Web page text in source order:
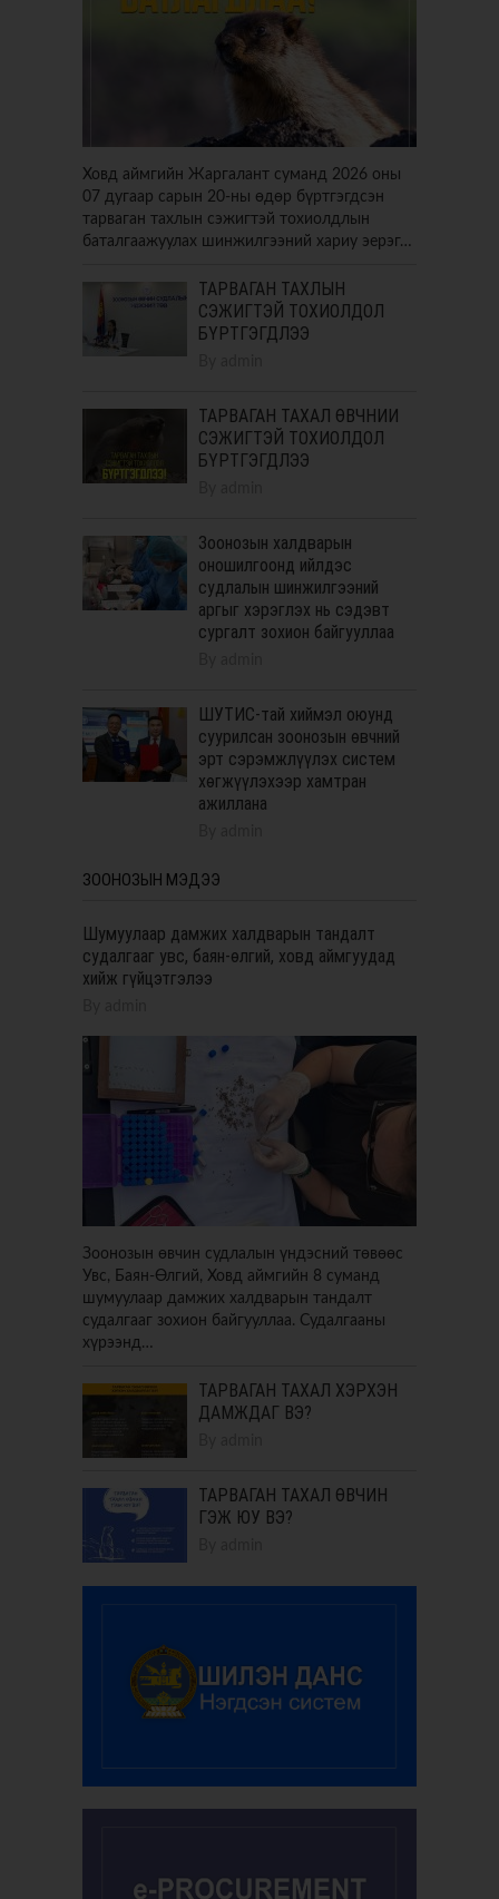
Ховд аймгийн Жаргалант суманд 2026 оны
07 дугаар сарын 20-ны өдөр бүртгэгдсэн
тарваган тахлын сэжигтэй тохиолдлын
баталгаажуулах шинжилгээний хариу эерэг…
ТАРВАГАН ТАХЛЫН
СЭЖИГТЭЙ ТОХИОЛДОЛ
БҮРТГЭГДЛЭЭ
ТАРВАГАН ТАХАЛ ӨВЧНИЙ
СЭЖИГТЭЙ ТОХИОЛДОЛ
БҮРТГЭГДЛЭЭ
Зоонозын халдварын
оношилгоонд ийлдэс
судлалын шинжилгээний
аргыг хэрэглэх нь сэдэвт
сургалт зохион байгууллаа
ШУТИС-тай хиймэл оюунд
суурилсан зоонозын өвчний
эрт сэрэмжлүүлэх систем
хөгжүүлэхээр хамтран
ажиллана
ЗООНОЗЫН МЭДЭЭ
Шумуулаар дамжих халдварын тандалт
судалгааг увс, баян-өлгий, ховд аймгуудад
хийж гүйцэтгэлээ
Зоонозын өвчин судлалын үндэсний төвөөс
Увс, Баян-Өлгий, Ховд аймгийн 8 суманд
шумуулаар дамжих халдварын тандалт
судалгааг зохион байгууллаа. Судалгааны
хүрээнд…
ТАРВАГАН ТАХАЛ ХЭРХЭН
ДАМЖДАГ ВЭ?
ТАРВАГАН ТАХАЛ ӨВЧИН
ГЭЖ ЮУ ВЭ?